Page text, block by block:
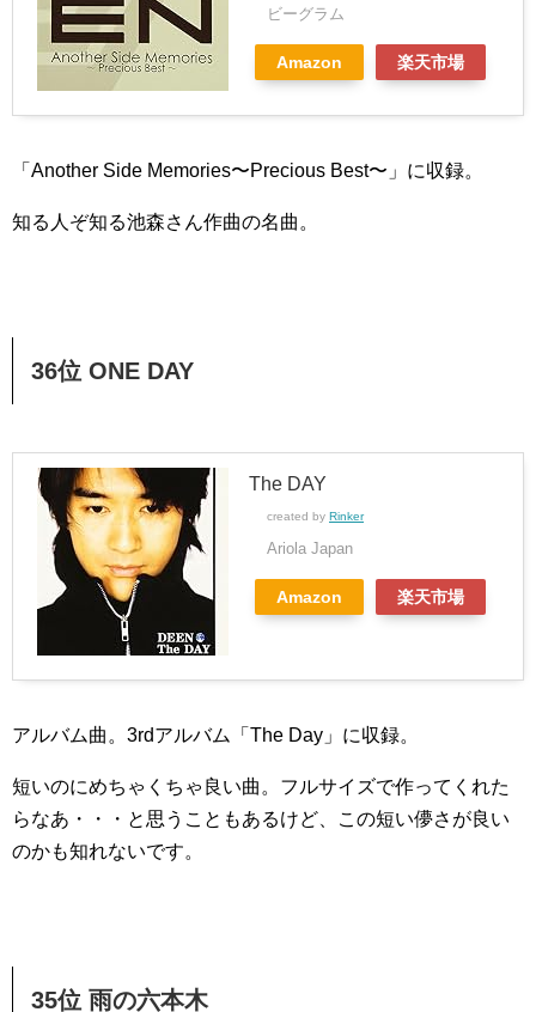
ビーグラム
Amazon 楽天市場
「Another Side Memories〜Precious Best〜」に収録。
知る人ぞ知る池森さん作曲の名曲。
36位 ONE DAY
The DAY
created by Rinker
Ariola Japan
Amazon 楽天市場
アルバム曲。3rdアルバム「The Day」に収録。
短いのにめちゃくちゃ良い曲。フルサイズで作ってくれた
らなあ・・・と思うこともあるけど、この短い儚さが良い
のかも知れないです。
35位 雨の六本木